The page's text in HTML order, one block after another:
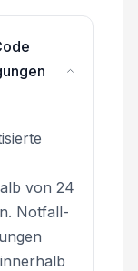
von 24
Notfall-